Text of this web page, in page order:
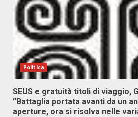
Politica
SEUS e gratuità titoli di viaggio,
“Battaglia portata avanti da un
aperture, ora si risolva nelle